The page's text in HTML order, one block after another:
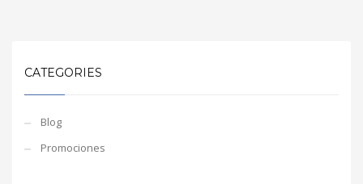
CATEGORIES
Blog
Promociones